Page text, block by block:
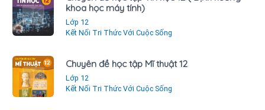
khoa học máy tính)
Lớp 12
Kết Nối Tri Thức Với Cuộc Sống
Chuyên đề học tập Mĩ thuật 12
Lớp 12
Kết Nối Tri Thức Với Cuộc Sống